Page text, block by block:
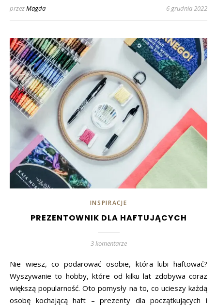
przezMagda 6 grudnia 2022
INSPIRACJE
PREZENTOWNIK DLA HAFTUJĄCYCH
3 komentarze
Nie wiesz, co podarować osobie, która lubi haftować?
Wyszywanie to hobby, które od kilku lat zdobywa coraz
większą popularność. Oto pomysły na to, co ucieszy każdą
osobę kochającą haft – prezenty dla początkujących i